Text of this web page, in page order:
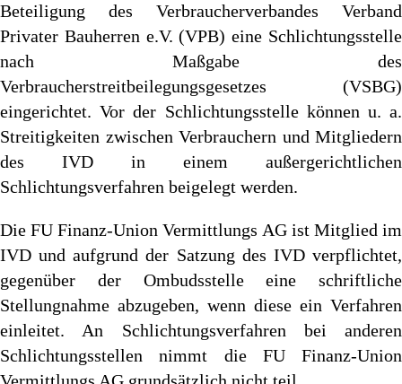
Beteiligung des Verbraucherverbandes Verband
Privater Bauherren e.V. (VPB) eine Schlichtungsstelle
nach Maßgabe des
Verbraucherstreitbeilegungsgesetzes (VSBG)
eingerichtet. Vor der Schlichtungsstelle können u. a.
Streitigkeiten zwischen Verbrauchern und Mitgliedern
des IVD in einem außergerichtlichen
Schlichtungsverfahren beigelegt werden.
Die FU Finanz-Union Vermittlungs AG ist Mitglied im
IVD und aufgrund der Satzung des IVD verpflichtet,
gegenüber der Ombudsstelle eine schriftliche
Stellungnahme abzugeben, wenn diese ein Verfahren
einleitet. An Schlichtungsverfahren bei anderen
Schlichtungsstellen nimmt die FU Finanz-Union